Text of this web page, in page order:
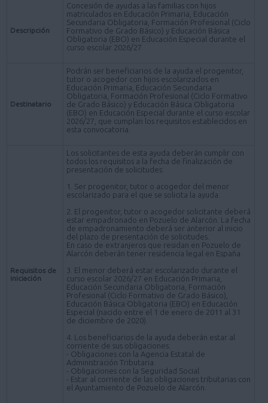
Descripción
Concesión de ayudas a las familias con hijos
matriculados en Educación Primaria, Educación
Secundaria Obligatoria, Formación Profesional (Ciclo
Formativo de Grado Básico) y Educación Básica
Obligatoria (EBO) en Educación Especial durante el
curso escolar 2026/27
Destinatario
Podrán ser beneficiarios de la ayuda el progenitor,
tutor o acogedor con hijos escolarizados en
Educación Primaria, Educación Secundaria
Obligatoria, Formación Profesional (Ciclo Formativo
de Grado Básico) y Educación Básica Obligatoria
(EBO) en Educación Especial durante el curso escolar
2026/27, que cumplan los requisitos establecidos en
esta convocatoria.
Requisitos de
iniciación
Los solicitantes de esta ayuda deberán cumplir con
todos los requisitos a la fecha de finalización de
presentación de solicitudes:
1. Ser progenitor, tutor o acogedor del menor
escolarizado para el que se solicita la ayuda.
2. El progenitor, tutor o acogedor solicitante deberá
estar empadronado en Pozuelo de Alarcón. La fecha
de empadronamiento deberá ser anterior al inicio
del plazo de presentación de solicitudes.
En caso de extranjeros que residan en Pozuelo de
Alarcón deberán tener residencia legal en España.
3. El menor deberá estar escolarizado durante el
curso escolar 2026/27 en Educación Primaria,
Educación Secundaria Obligatoria, Formación
Profesional (Ciclo Formativo de Grado Básico),
Educación Básica Obligatoria (EBO) en Educación
Especial (nacido entre el 1 de enero de 2011 al 31
de diciembre de 2020).
4. Los beneficiarios de la ayuda deberán estar al
corriente de sus obligaciones:
- Obligaciones con la Agencia Estatal de
Administración Tributaria.
- Obligaciones con la Seguridad Social.
- Estar al corriente de las obligaciones tributarias con
el Ayuntamiento de Pozuelo de Alarcón.